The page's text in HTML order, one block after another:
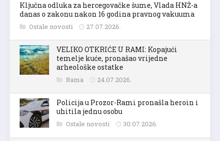
Ključna odluka za hercegovačke šume, Vlada HNŽ-a
danas o zakonu nakon 16 godina pravnog vakuuma
Ostale novosti 27.07.2026.
VELIKO OTKRIĆE U RAMI: Kopajući
temelje kuće, pronašao vrijedne
arheološke ostatke
Rama 24.07.2026.
Policija u Prozor-Rami pronašla heroin i
uhitila jednu osobu
Ostale novosti 30.07.2026.